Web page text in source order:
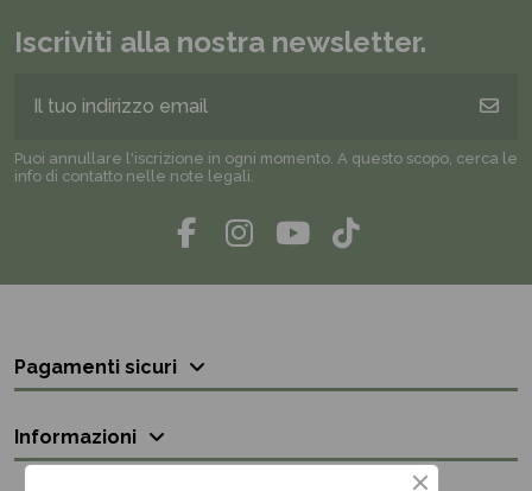
Iscriviti alla nostra newsletter.
Puoi annullare l'iscrizione in ogni momento. A questo scopo, cerca le
info di contatto nelle note legali.
Pagamenti sicuri
Informazioni